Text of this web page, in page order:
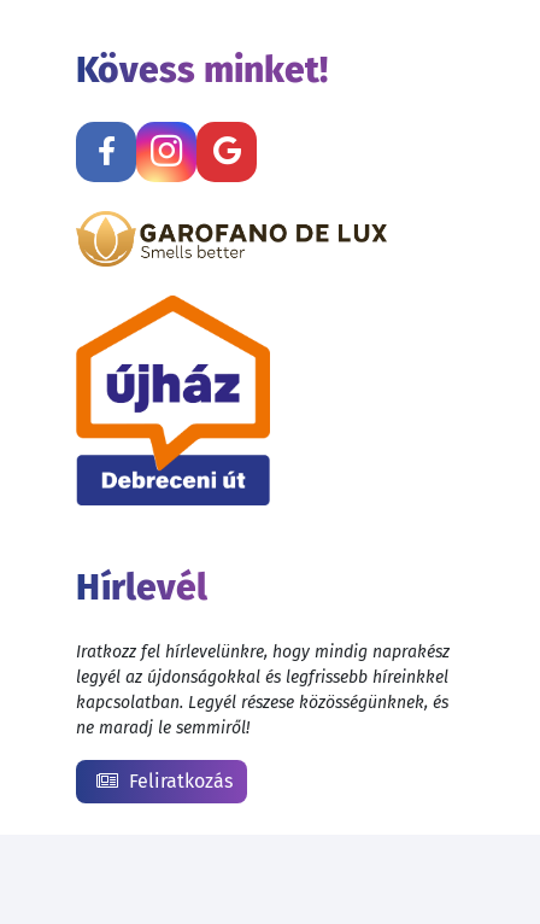
Kövess minket!
Hírlevél
Iratkozz fel hírlevelünkre, hogy mindig naprakész
legyél az újdonságokkal és legfrissebb híreinkkel
kapcsolatban. Legyél részese közösségünknek, és
ne maradj le semmiről!
Feliratkozás